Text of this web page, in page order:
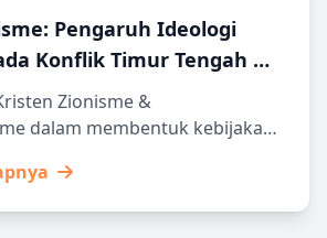
Pengaruh Ideologi
Konflik Timur Tengah &
Zionisme &
dalam membentuk kebijakan
Iran.